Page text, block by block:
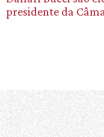
presidente da